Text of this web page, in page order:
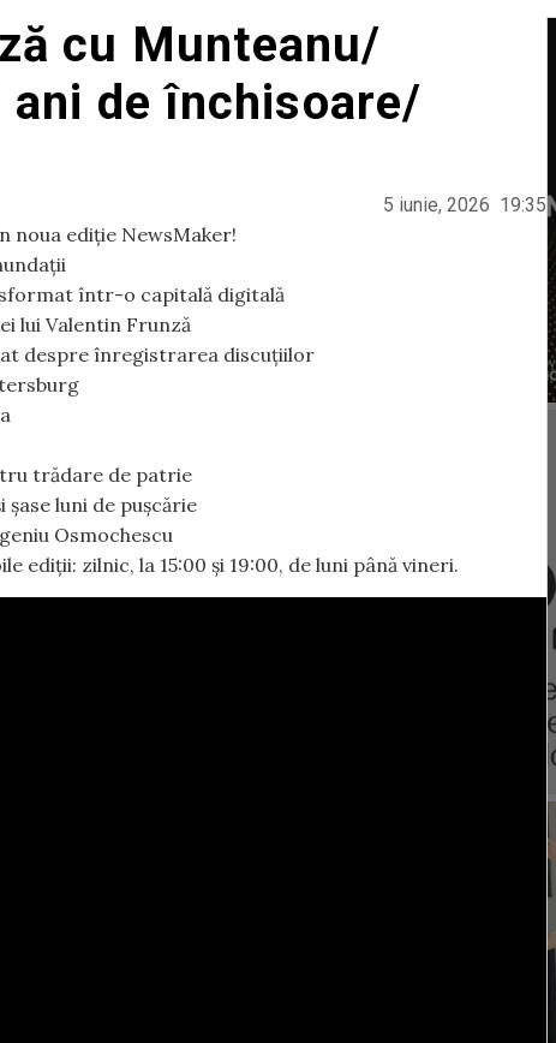
cu Munteanu/
ani de închisoare/
5 iunie, 2026 19:35
noua ediție NewsMaker!
într-o capitală digitală
lui Valentin Frunză
despre înregistrarea discuțiilor
trădare de patrie
luni de pușcărie
Osmochescu
ediții: zilnic, la 15:00 și 19:00, de luni până vineri.